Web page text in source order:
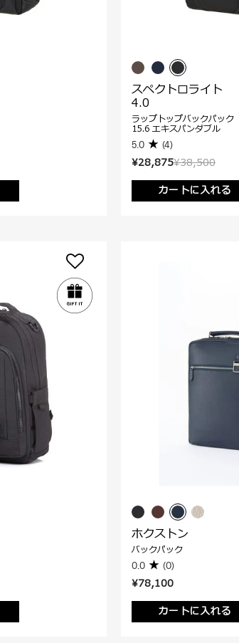
¥38,500
¥28,875
カートに入れる
スペクトロライト
4.0
ラップトップバックパック
15.6 エキスパンダブル
5.0 (4)
¥78,100
カートに入れる
ホクストン
バックパック
0.0 (0)